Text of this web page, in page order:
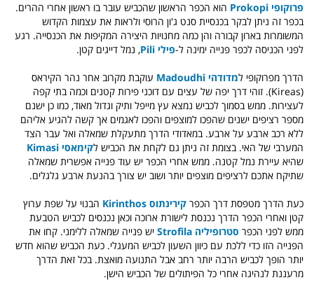
פרוקופי Prokopi
הוא הכפר הראשון שהכביש עובר בו ראשון אחרי ההרים.
בכפר זה ניתן לבקר בכנסיית סנט ג'ון הרוסי ולראות את עצמות הקדוש
המשומרות בארון קבורה והן כמה מחנויות היצירה המקיפות את הכנסייה. רגע
לפני הכניסה לכפר פנייה ימינה ל-פילי Pili, נמל דייגים קטן.
הדרך מפרוקופי למדודהי Madoudhi
עוקבת מקרוב אחר נהר הקיראס
(Kireas). זוהי דרך יפה של עצים עם דוכני פירות קטנים וכמה בתי קפה
לעצירות. ממש בסמוך לכביש נמצא עץ מייפל ותיק וגדול מאוד, כמו כן ישנם
מספר רציפים ישנים שהפכו למוצפים והפכו לאגמים אך קשה להגיע אליהם
ללא רכב ארבע על ארבע. במאדודי הדרך מתעקלת שמאלה ואל עבר הצד
המערבי של האי. בצומת זה ניתן גם לקחת את הכביש לקימאסי Kimasi
שהיא עיירת נמל קטנה. ממש אחרי הכפר יש עוד פנייה אפשרית שמאלה
שתיקח אתכם לרציפים מוצפים יותר ושוב יש צורך בהנעת ארבע גלגלים.
כעת הדרך מטפסת דרך הכפר קירינתוס
הבנוי על שפת ערוץ
קטן ואחרי הכפר הדרך נכנסת לישורת ארוכה וכאן נכנסים לכביש הטבעת
ממש לפני הכפר סטרופיליה Strofila
יש פנייה שמאלה ללימני. קחו את
הפנייה הזו כדי ללכת עם כיוון השעון לכביש המעגלי. כעת הכביש שהוא חדש
יותר הופך לכביש הרבה יותר רחב אבל התנועה מואצת. בכל זאת הדרך
מרעננת לנהיגה אחרי כל הפיתולים של הכביש הישן.